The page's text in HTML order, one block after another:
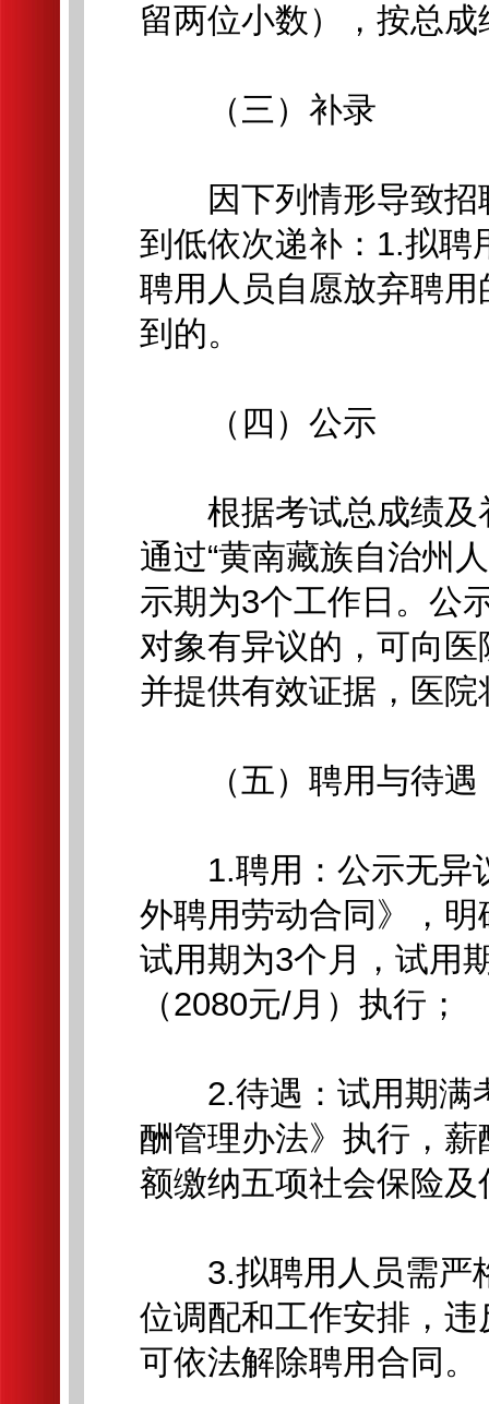
留两位小数），按总
（三）补录
因下列情形导致招
到低依次递补：1.拟聘
聘用人员自愿放弃聘
到的。
（四）公示
根据考试总成绩及
通过“黄南藏族自治州
示期为3个工作日。公
对象有异议的，可向
并提供有效证据，医
（五）聘用与待遇
1.聘用：公示无异
外聘用劳动合同》，
试用期为3个月，试用
（2080元/月）执行；
2.待遇：试用期满
酬管理办法》执行，
额缴纳五项社会保险
3.拟聘用人员需严
位调配和工作安排，
可依法解除聘用合同。